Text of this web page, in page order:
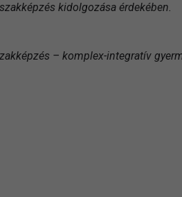
kidolgozása érdekében.
– komplex-integratív